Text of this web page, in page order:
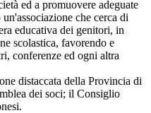
ed a promuovere adeguate
che cerca di
educativa dei genitori, in
scolastica, favorendo e
conferenze ed ogni altra
distaccata della Provincia di
dei soci; il Consiglio